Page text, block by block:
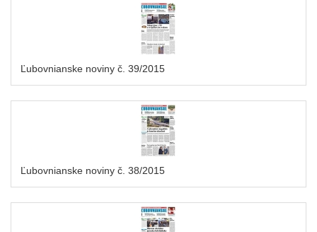
Ľubovnianske noviny č. 39/2015
Ľubovnianske noviny č. 38/2015